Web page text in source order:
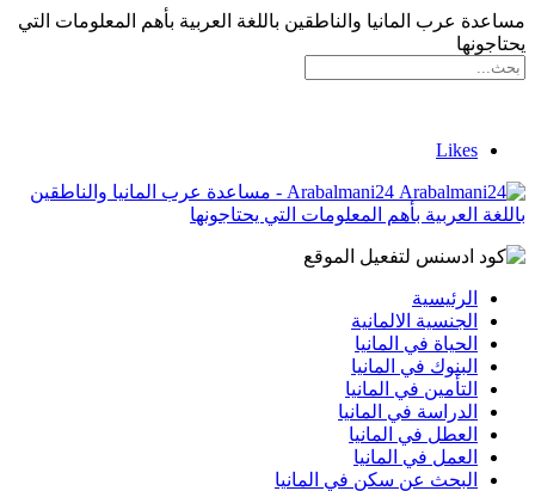
مساعدة عرب المانيا والناطقين باللغة العربية بأهم المعلومات التي
يحتاجونها
Likes
Arabalmani24 - مساعدة عرب المانيا والناطقين
باللغة العربية بأهم المعلومات التي يحتاجونها
الرئيسية
الجنسية الالمانية
الحياة في المانيا
البنوك في المانيا
التأمين في المانيا
الدراسة في المانيا
العطل في المانيا
العمل في المانيا
البحث عن سكن في المانيا